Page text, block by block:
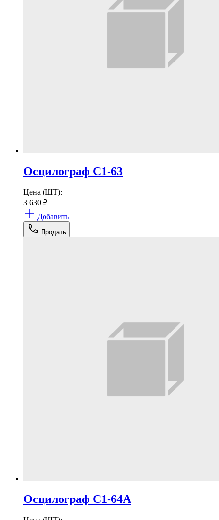
Осцилограф С1-63
Цена (ШТ):
3 630 ₽
Добавить
Продать
Осцилограф С1-64А